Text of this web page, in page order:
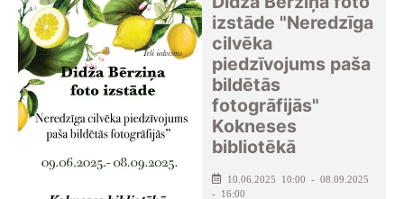
izstāde "Neredzīga
cilvēka
piedzīvojums paša
bildētās
fotogrāfijās"
Kokneses
bibliotēkā
10.06.2025 10:00 - 08.09.2025
- 16:00